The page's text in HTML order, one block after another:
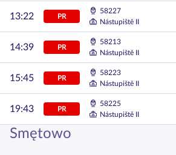
13:22 PR
58227
Nástupiště II
14:39 PR
58213
Nástupiště II
15:45 PR
58223
Nástupiště II
19:43 PR
58225
Nástupiště II
Smętowo